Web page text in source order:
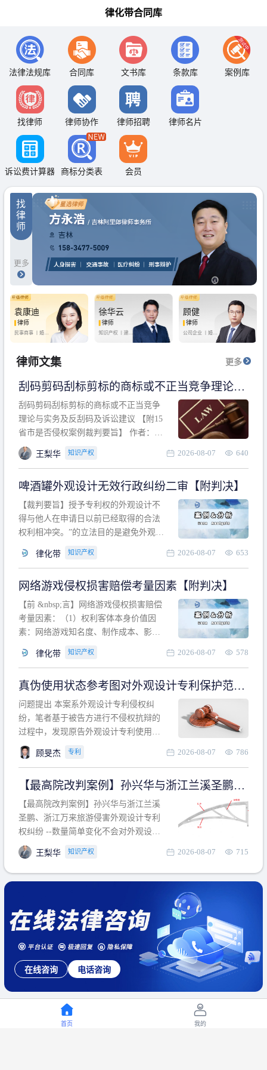
律化带合同库
法律法规库 合同库 文书库 条款库 案例库
找律师 律师协作 律师招聘 律师名片
诉讼费计算器 商标分类表 会员
找
律
师
更多
袁康迪
律师
民事商事 丨 婚姻
徐华云
律师
知识产权 丨 建设
顾健
律师
公司企业 丨婚姻
房产纠纷
律师文集 更多
刮码剪码刮标剪标的商标或不正当竞争理论与
实务及反刮码及诉讼建议 【附15省市是否侵权
案例裁判要旨】
刮码剪码刮标剪标的商标或不正当竞争
理论与实务及反刮码及诉讼建议 【附15
省市是否侵权案例裁判要旨】 作者：浙
江杭知桥律师事务所 王梨华 周靖超 【导
读】 第一部分：刮码剪码刮标剪标的商
诉讼建议 第二部分：15省市是否侵权案
例的裁判要旨 目录 第一部分、刮码剪码
刮
王梨华 知识产权 2026-08-07 640
啤酒罐外观设计无效行政纠纷二审【附判决】
【裁判要旨】授予专利权的外观设计不
得与他人在申请日以前已经取得的合法
权利相冲突。”的立法目的是避免外观设
冲突。基于此，凡是因该外观设计的实
于该款规定的规制范畴。“合法权利”不宜
作狭义解释，一般情况下，只要依法享
有的、在本专利申请日之
律化带 知识产权 2026-08-07 653
网络游戏侵权损害赔偿考量因素【附判决】
【前 &nbsp;言】网络游戏侵权损害赔偿
考量因素：（1）权利客体本身价值因
素：网络游戏知名度、制作成本、影响
利角度因素：被诉侵权游戏销售数量、
人数、活跃人数、市场占用率；（3）被
告主观因素：被告的主观恶意、是否明
知或应知、是否有
律化带 知识产权 2026-08-07 578
真伪使用状态参考图对外观设计专利保护范围
的影响
问题提出 本案系外观设计专利侵权纠
纷，笔者基于被告方进行不侵权抗辩的
过程中，发现原告外观设计专利使用状
态参考图中的外观设计与被告涉案商品
的视觉效果存在显著区别。故就使用状
保护范围确定进行了研究，将办案体会
与研究过程记录如下： 简要结论： 笔者
提出使用状态参考图应以
顾旻杰 专利 2026-08-07 786
【最高院改判案例】孙兴华与浙江兰溪圣鹏、
浙江万来旅游侵害外观设计专利权纠纷
【最高院改判案例】孙兴华与浙江兰溪
圣鹏、浙江万来旅游侵害外观设计专利
权纠纷 --数量简单变化不会对外观设计
产生视觉影响，及现有设计抗辩与专利
无效再审改判可以执行回转 【承办律
师】 王梨华 浙江杭知桥律师事务所 【案
民再2
王梨华 知识产权 2026-08-07 715
在线咨询 电话咨询
首页 我的